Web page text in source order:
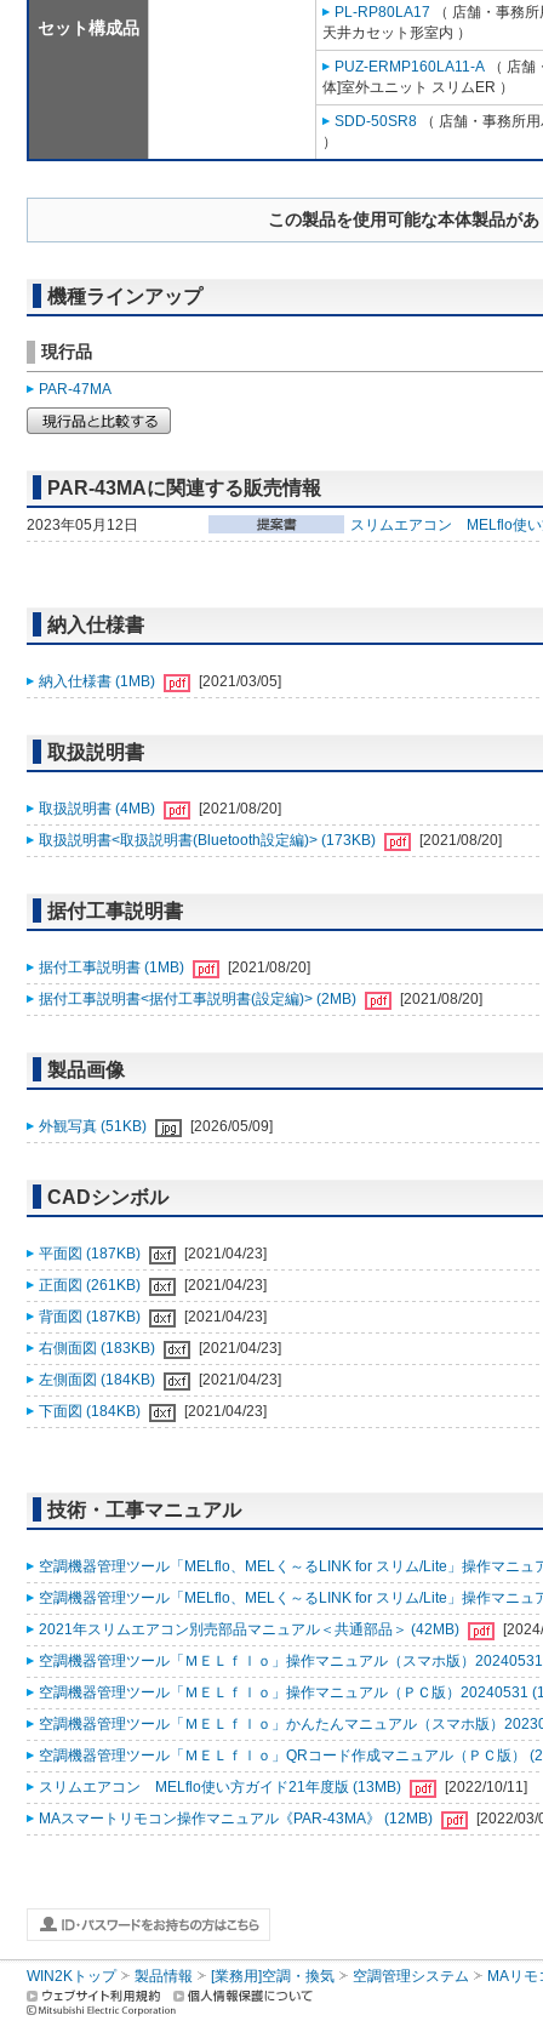
セット構成品
PL-RP80LA17 （ 店舗・事務
天井カセット形室内 ）
PUZ-ERMP160LA11-A （ 店
体]室外ユニット スリムER ）
SDD-50SR8 （ 店舗・事務所
）
この製品を使用可能な本体製品が
機種ラインアップ
現行品
PAR-47MA
PAR-43MAに関連する販売情報
2023年05月12日 スリムエアコン MELflo使
納入仕様書
納入仕様書 (1MB) [2021/03/05]
取扱説明書
取扱説明書 (4MB)
[2021/08/20]
取扱説明書<取扱説明書(Bluetooth設定編)> (173KB)
[2021/08/20]
据付工事説明書
据付工事説明書 (1MB)
[2021/08/20]
据付工事説明書<据付工事説明書(設定編)> (2MB)
[2021/08/20]
製品画像
外観写真 (51KB) [2026/05/09]
CADシンボル
平面図 (187KB)
[2021/04/23]
正面図 (261KB)
[2021/04/23]
背面図 (187KB)
[2021/04/23]
右側面図 (183KB)
[2021/04/23]
左側面図 (184KB)
[2021/04/23]
下面図 (184KB)
[2021/04/23]
技術・工事マニュアル
空調機器管理ツール「MELflo、MELく～るLINK for スリム/Lite」操作マニュ
空調機器管理ツール「MELflo、MELく～るLINK for スリム/Lite」操作マニュ
2021年スリムエアコン別売部品マニュアル＜共通部品＞ (42MB)
空調機器管理ツール「ＭＥＬｆｌｏ」操作マニュアル（スマホ版）
空調機器管理ツール「ＭＥＬｆｌｏ」操作マニュアル（ＰＣ版）20240531
空調機器管理ツール「ＭＥＬｆｌｏ」かんたんマニュアル（スマホ版）
空調機器管理ツール「ＭＥＬｆｌｏ」QRコード作成マニュアル（ＰＣ版）
スリムエアコン MELflo使い方ガイド21年度版 (13MB)
[2022/10/11]
MAスマートリモコン操作マニュアル《PAR-43MA》 (12MB)
[2022/03/
WIN2Kトップ 製品情報 [業務用]空調・換気 空調管理システム MAリモ